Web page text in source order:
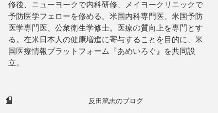
修後、ニューヨークで内科研修、メイヨークリニックで
予防医学フェローを修める。米国内科専門医、米国予防
医学専門医、公衆衛生学修士。医療の質向上を専門とす
る。在米日本人の健康増進に寄与することを目的に、米
国医療情報プラットフォーム『あめいろぐ』を共同設
立。
反田篤志のブログ